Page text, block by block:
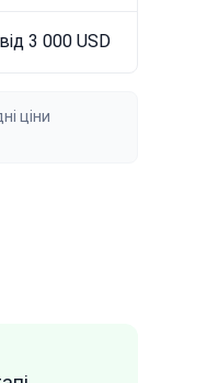
від 3 000 USD
ціни